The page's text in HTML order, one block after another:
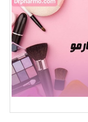
بانک، بیمه و سرمایه
مسکن و ساختمان